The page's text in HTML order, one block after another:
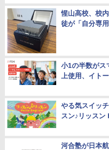
惺山高校、校
徒が「自分専
小1の半数がス
上使用、イト
やる気スイッ
スン♪リッス
河合塾が日本